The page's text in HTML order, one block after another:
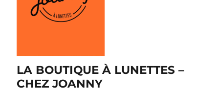
LA BOUTIQUE À LUNETTES –
CHEZ JOANNY